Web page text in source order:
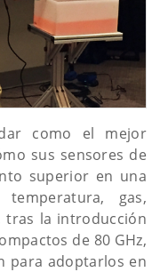
como el mejor
sus sensores de
superior en una
gas,
tras la introducción
de 80 GHz,
para adoptarlos en